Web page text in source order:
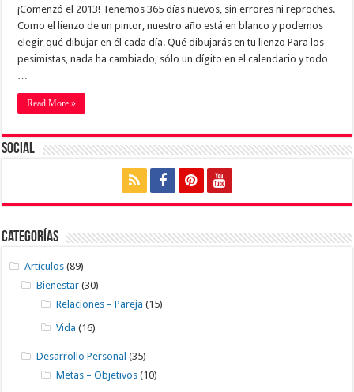
¡Comenzó el 2013! Tenemos 365 días nuevos, sin errores ni reproches.
Como el lienzo de un pintor, nuestro año está en blanco y podemos
elegir qué dibujar en él cada día. Qué dibujarás en tu lienzo Para los
pesimistas, nada ha cambiado, sólo un dígito en el calendario y todo
…
Read More »
Social
Categorías
Artículos (89)
Bienestar (30)
Relaciones – Pareja (15)
Vida (16)
Desarrollo Personal (35)
Metas – Objetivos (10)